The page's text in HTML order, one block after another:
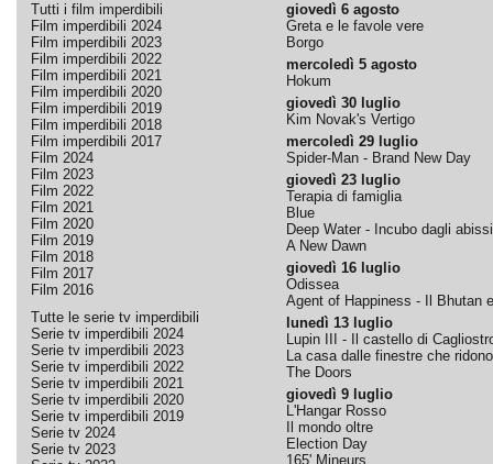
Tutti i film imperdibili
Film imperdibili 2024
Film imperdibili 2023
Film imperdibili 2022
Film imperdibili 2021
Film imperdibili 2020
Film imperdibili 2019
Film imperdibili 2018
Film imperdibili 2017
Film 2024
Film 2023
Film 2022
Film 2021
Film 2020
Film 2019
Film 2018
Film 2017
Film 2016
Tutte le serie tv imperdibili
Serie tv imperdibili 2024
Serie tv imperdibili 2023
Serie tv imperdibili 2022
Serie tv imperdibili 2021
Serie tv imperdibili 2020
Serie tv imperdibili 2019
Serie tv 2024
Serie tv 2023
giovedì 6 agosto
Greta e le favole vere
Borgo
mercoledì 5 agosto
Hokum
giovedì 30 luglio
Kim Novak's Vertigo
mercoledì 29 luglio
Spider-Man - Brand New Day
giovedì 23 luglio
Terapia di famiglia
Blue
Deep Water - Incubo dagli abissi
A New Dawn
giovedì 16 luglio
Odissea
Agent of Happiness - Il Bhutan
lunedì 13 luglio
Lupin III - Il castello di
La casa dalle finestre che ridono
The Doors
giovedì 9 luglio
L'Hangar Rosso
Il mondo oltre
Election Day
165' Mineurs